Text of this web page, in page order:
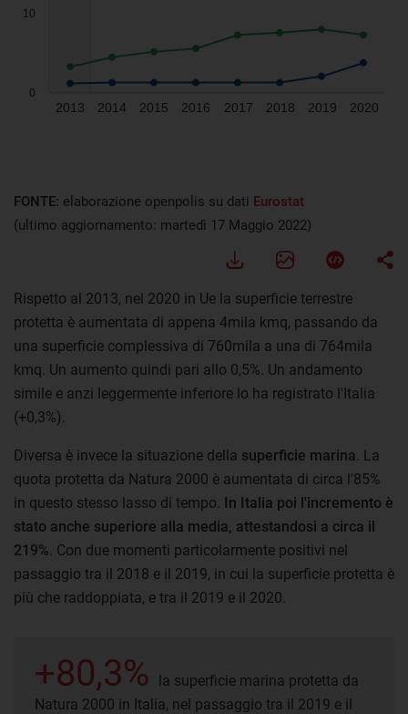
FONTE: elaborazione openpolis su dati Eurostat
(ultimo aggiornamento: martedì 17 Maggio 2022)
Rispetto al 2013, nel 2020 in Ue la superficie terrestre
protetta è aumentata di appena 4mila kmq, passando da
una superficie complessiva di 760mila a una di 764mila
kmq. Un aumento quindi pari allo 0,5%. Un andamento
simile e anzi leggermente inferiore lo ha registrato l'Italia
(+0,3%).
Diversa è invece la situazione della superficie marina . La
quota protetta da Natura 2000 è aumentata di circa l'85%
in questo stesso lasso di tempo. In Italia poi l'incremento è
stato anche superiore alla media, attestandosi a circa il
219% . Con due momenti particolarmente positivi nel
passaggio tra il 2018 e il 2019, in cui la superficie protetta è
più che raddoppiata, e tra il 2019 e il 2020.
+80,3%
la superficie marina protetta da
Natura 2000 in Italia, nel passaggio tra il 2019 e il